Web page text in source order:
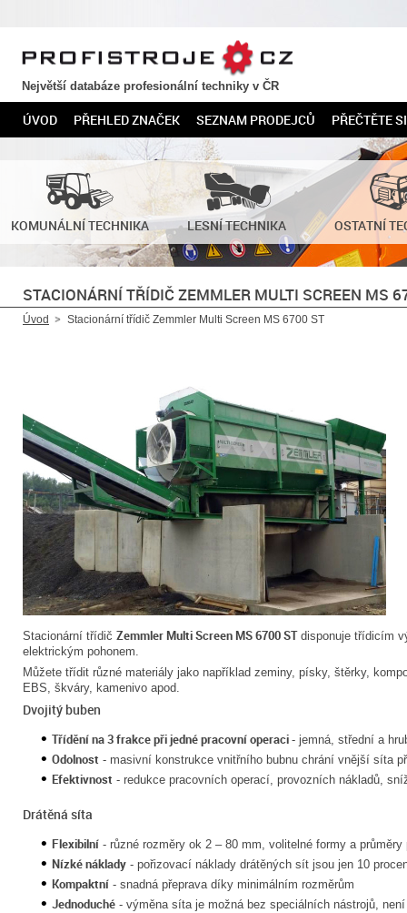
PROFISTROJE.CZ
Největší databáze profesionální techniky v ČR
ÚVOD PŘEHLED ZNAČEK SEZNAM PRODEJCŮ PŘEČTĚTE SI
KOMUNÁLNÍ TECHNIKA LESNÍ TECHNIKA OSTATNÍ
STACIONÁRNÍ TŘÍDIČ ZEMMLER MULTI SCREEN MS
Úvod Stacionární třídič Zemmler Multi Screen MS 6700 ST
Stacionární třídič Zemmler Multi Screen MS 6700 STdisponuje třídicím
elektrickým pohonem.
Můžete třídit různé materiály jako například zeminy, písky, štěrky,
EBS, škváry, kamenivo apod.
Dvojitý buben
Třídění na 3 frakce při jedné pracovní operaci - jemná, střední a
Odolnost - masivní konstrukce vnitřního bubnu chrání vnější síta
Efektivnost - redukce pracovních operací, provozních nákladů,
Drátěná síta
Flexibilní - různé rozměry ok 2 – 80 mm, volitelné formy a průměry
Nízké náklady - pořizovací náklady drátěných sít jsou jen 10
Kompaktní - snadná přeprava díky minimálním rozměrům
Jednoduché - výměna síta je možná bez speciálních nástrojů,